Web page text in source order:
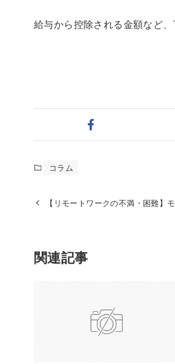
給与から控除される金額など
コラム
【リモートワークの不満・困難】
関連記事